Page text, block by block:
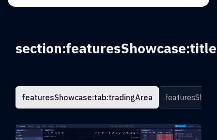
section:featuresShowcase:title
featuresShowcase:tab:tradingArea